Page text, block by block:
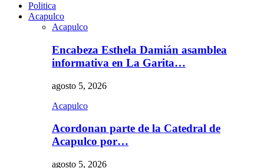
Politica
Acapulco
Acapulco
Encabeza Esthela Damián asamblea
informativa en La Garita…
agosto 5, 2026
Acapulco
Acordonan parte de la Catedral de
Acapulco por…
agosto 5, 2026